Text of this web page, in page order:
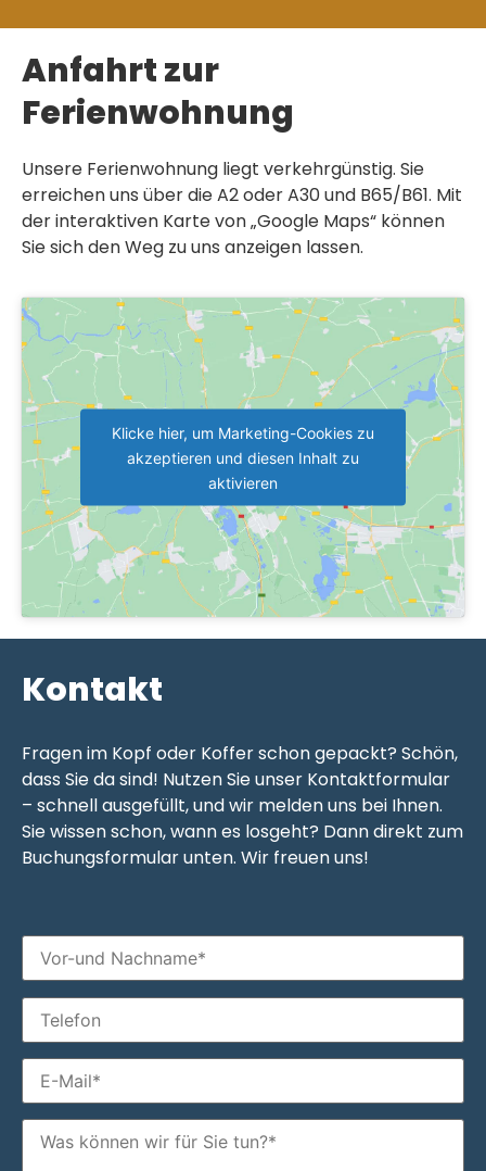
Anfahrt zur
Ferienwohnung
Unsere Ferienwohnung liegt verkehrgünstig. Sie
erreichen uns über die A2 oder A30 und B65/B61. Mit
der interaktiven Karte von „Google Maps“ können
Sie sich den Weg zu uns anzeigen lassen.
Klicke hier, um Marketing-Cookies zu
akzeptieren und diesen Inhalt zu
aktivieren
Kontakt
Fragen im Kopf oder Koffer schon gepackt? Schön,
dass Sie da sind! Nutzen Sie unser Kontaktformular
– schnell ausgefüllt, und wir melden uns bei Ihnen.
Sie wissen schon, wann es losgeht? Dann direkt zum
Buchungsformular unten. Wir freuen uns!